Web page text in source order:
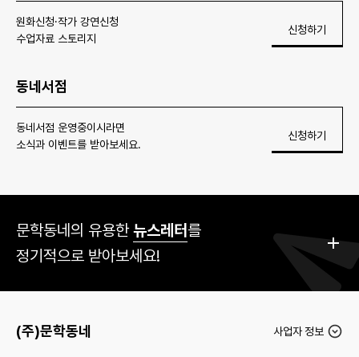
원화신청·작가 강연신청
수업자료 스토리지
신청하기
동네서점
동네서점 운영중이시라면
소식과 이벤트를 받아보세요.
신청하기
문학동네의 유용한뉴스레터 를
정기적으로 받아보세요!
(주)문학동네 사업자 정보